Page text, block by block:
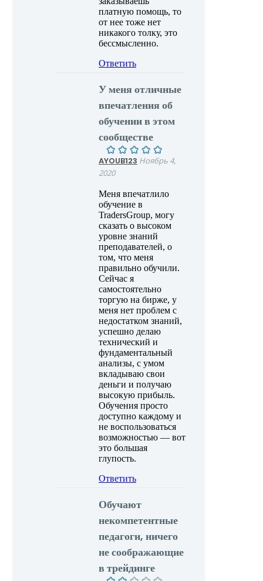
платную помощь, то
от нее тоже нет
никакого толку, это
бессмысленно.
Ответить
У меня отличные
впечатления об
обучении в этом
сообществе
AYOUB123 Ноябрь 4,
2020
Меня впечатлило
обучение в
TradersGroup, могу
сказать о высоком
уровне знаний
преподавателей, о
том, что меня
правильно обучили.
Сейчас я
самостоятельно
торгую на бирже, у
меня нет проблем с
недостатком знаний,
успешно делаю
технический и
фундаментальный
анализы, с умом
вкладываю свои
деньги и получаю
высокую прибыль.
Обучения просто
доступно каждому и
не воспользоваться
возможностью — вот
это большая
глупость.
Ответить
Обучают
некомпетентные
педагоги, ничего
не соображающие
в трейдинге